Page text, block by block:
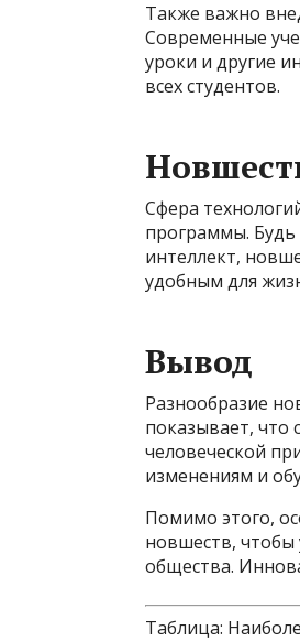
Также важно
Современные
уроки и другие
всех студентов.
Сфера
программы. Будь
интеллект,
удобным для
Вывод
Разнообразие
показывает, что
человеческой
изменениям и
Помимо этого,
новшеств, чтобы
общества.
Таблица: